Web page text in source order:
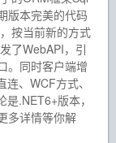
版本完美的代码
按当前新的方式
了WebAPI，引
。同时客户端增
、WCF方式、
.NET6+版本，
多详情等你解